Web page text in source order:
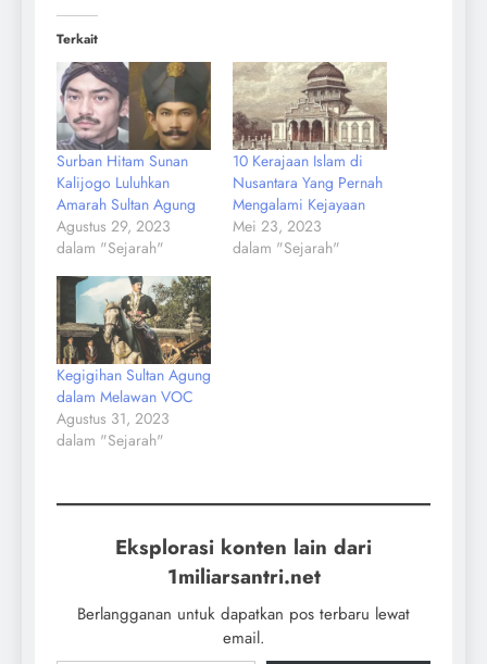
Terkait
Surban Hitam Sunan
Kalijogo Luluhkan
Amarah Sultan Agung
Agustus 29, 2023
dalam "Sejarah"
10 Kerajaan Islam di
Nusantara Yang Pernah
Mengalami Kejayaan
Mei 23, 2023
dalam "Sejarah"
Kegigihan Sultan Agung
dalam Melawan VOC
Agustus 31, 2023
dalam "Sejarah"
Eksplorasi konten lain dari
1miliarsantri.net
Berlangganan untuk dapatkan pos terbaru lewat
email.